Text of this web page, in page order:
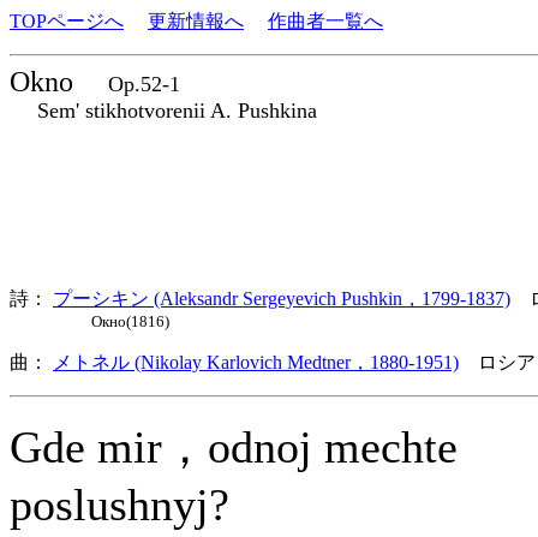
TOPページへ 更新情報へ 作曲者一覧へ
Okno
Op.52-1
Sem' stikhotvorenii A. Pushkina
詩： プーシキン (Aleksandr Sergeyevich Pushkin，1799-1837)
Окно(1816)
曲： メトネル (Nikolay Karlovich Medtner，1880-1951) ロシ
Gde mir，odnoj mechte
poslushnyj?